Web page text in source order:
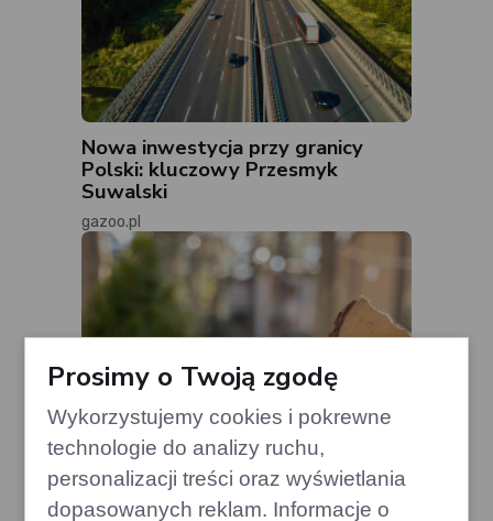
Nowa inwestycja przy granicy
Polski: kluczowy Przesmyk
Suwalski
gazoo.pl
Prosimy o Twoją zgodę
Wykorzystujemy cookies i pokrewne
technologie do analizy ruchu,
personalizacji treści oraz wyświetlania
dopasowanych reklam. Informacje o